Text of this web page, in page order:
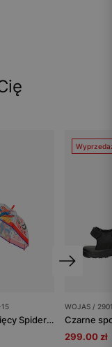
Parasol dziecięcy Spider-Man BARTEK 85801-15
WOJAS /
299.00 zł